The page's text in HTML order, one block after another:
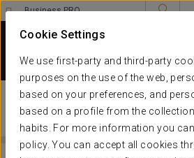
Cookie Settings
We use first-party and third-party
purposes on the use of the web,
based on your preferences, and
based on a profile from the
habits. For more information you
policy. You can accept all cookies
Business PRO
****
ZICHY
Budapest
RELAXÁCIÓS
EUROSTARS